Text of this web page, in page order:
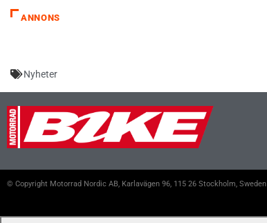
ANNONS
Nyheter
© Copyright Motorrad Nordic AB, Karlavägen 96, 115 26 Stockholm, Sweden